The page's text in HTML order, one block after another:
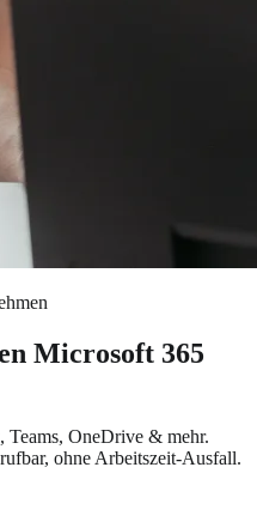
Microsoft 365
OneDrive & mehr.
ohne Arbeitszeit-Ausfall.